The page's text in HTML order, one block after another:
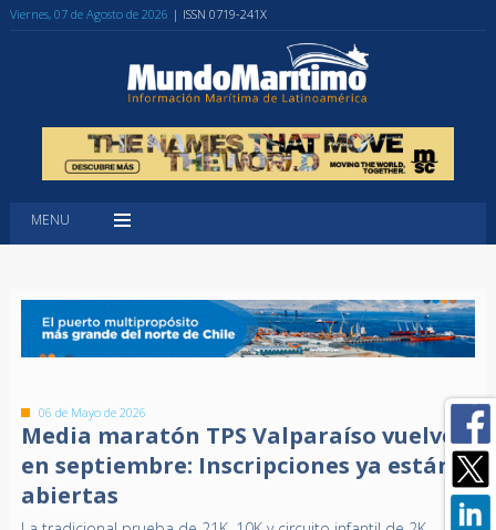
Viernes, 07 de Agosto de 2026 | ISSN 0719-241X
MENU
06 de Mayo de 2026
Media maratón TPS Valparaíso vuelve
en septiembre: Inscripciones ya están
abiertas